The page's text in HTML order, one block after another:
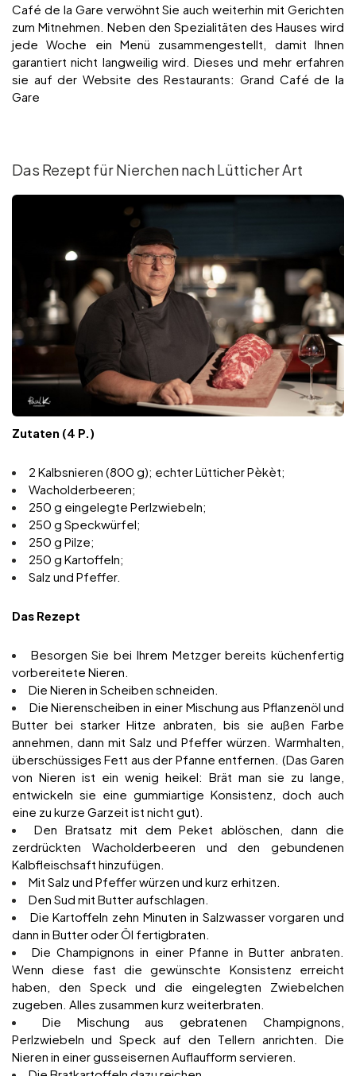
Café de la Gare verwöhnt Sie auch weiterhin mit Gerichten
zum Mitnehmen. Neben den Spezialitäten des Hauses wird
jede Woche ein Menü zusammengestellt, damit Ihnen
garantiert nicht langweilig wird. Dieses und mehr erfahren
sie auf der Website des Restaurants: Grand Café de la
Gare
Das Rezept für Nierchen nach Lütticher Art
Zutaten (4 P.)
2 Kalbsnieren (800 g); echter Lütticher Pèkèt;
Wacholderbeeren;
250 g eingelegte Perlzwiebeln;
250 g Speckwürfel;
250 g Pilze;
250 g Kartoffeln;
Salz und Pfeffer.
Das Rezept
Besorgen Sie bei Ihrem Metzger bereits küchenfertig
vorbereitete Nieren.
Die Nieren in Scheiben schneiden.
Die Nierenscheiben in einer Mischung aus Pflanzenöl und
Butter bei starker Hitze anbraten, bis sie außen Farbe
annehmen, dann mit Salz und Pfeffer würzen. Warmhalten,
überschüssiges Fett aus der Pfanne entfernen. (Das Garen
von Nieren ist ein wenig heikel: Brät man sie zu lange,
entwickeln sie eine gummiartige Konsistenz, doch auch
eine zu kurze Garzeit ist nicht gut).
Den Bratsatz mit dem Peket ablöschen, dann die
zerdrückten Wacholderbeeren und den gebundenen
Kalbfleischsaft hinzufügen.
Mit Salz und Pfeffer würzen und kurz erhitzen.
Den Sud mit Butter aufschlagen.
Die Kartoffeln zehn Minuten in Salzwasser vorgaren und
dann in Butter oder Öl fertigbraten.
Die Champignons in einer Pfanne in Butter anbraten.
Wenn diese fast die gewünschte Konsistenz erreicht
haben, den Speck und die eingelegten Zwiebelchen
zugeben. Alles zusammen kurz weiterbraten.
Die Mischung aus gebratenen Champignons,
Perlzwiebeln und Speck auf den Tellern anrichten. Die
Nieren in einer gusseisernen Auflaufform servieren.